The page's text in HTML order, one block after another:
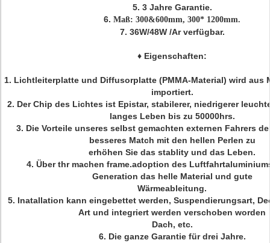
5. 3 Jahre Garantie.
6. Maß: 300&600mm, 300* 1200mm.
7. 36W/48W /Ar verfügbar.
♦ Eigenschaften:
1. Lichtleiterplatte und Diffusorplatte (PMMA-Material) wird aus
importiert.
2. Der Chip des Lichtes ist Epistar, stabilerer, niedrigerer
langes Leben bis zu 50000hrs.
3. Die Vorteile unseres selbst gemachten externen Fahrers
besseres Match mit den hellen Perlen zu
erhöhen Sie das stablity und das Leben.
4. Über thr machen frame.adoption des
Generation das helle Material und gute
Wärmeableitung.
5. Inatallation kann eingebettet werden, Suspendierungsart,
Art und integriert werden verschoben worden
Dach, etc.
6. Die ganze Garantie für drei Jahre.